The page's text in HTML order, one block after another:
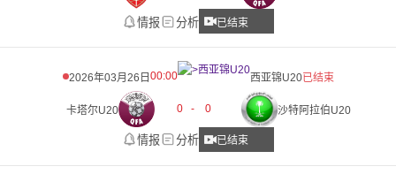
情报 分析 已结束
2026年03月26日 00:00 西亚锦U20已结束
卡塔尔U20 0 - 0 沙特阿拉伯U20
情报 分析 已结束